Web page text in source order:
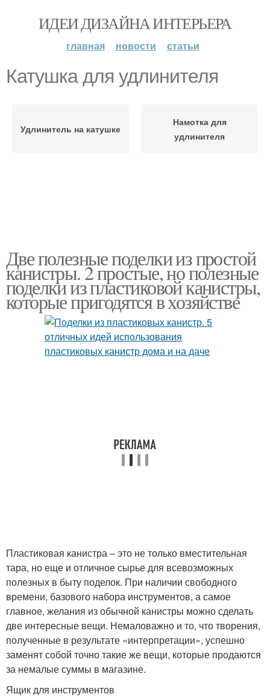
ИДЕИ ДИЗАЙНА ИНТЕРЬЕРА
главная новости статьи
Катушка для удлинителя
Удлинитель на катушке
Намотка для
удлинителя
Две полезные поделки из простой
канистры. 2 простые, но полезные
поделки из пластиковой канистры,
которые пригодятся в хозяйстве
Пластиковая канистра – это не только вместительная
тара, но еще и отличное сырье для всевозможных
полезных в быту поделок. При наличии свободного
времени, базового набора инструментов, а самое
главное, желания из обычной канистры можно сделать
две интересные вещи. Немаловажно и то, что творения,
полученные в результате «интерпретации», успешно
заменят собой точно такие же вещи, которые продаются
за немалые суммы в магазине.
Ящик для инструментов